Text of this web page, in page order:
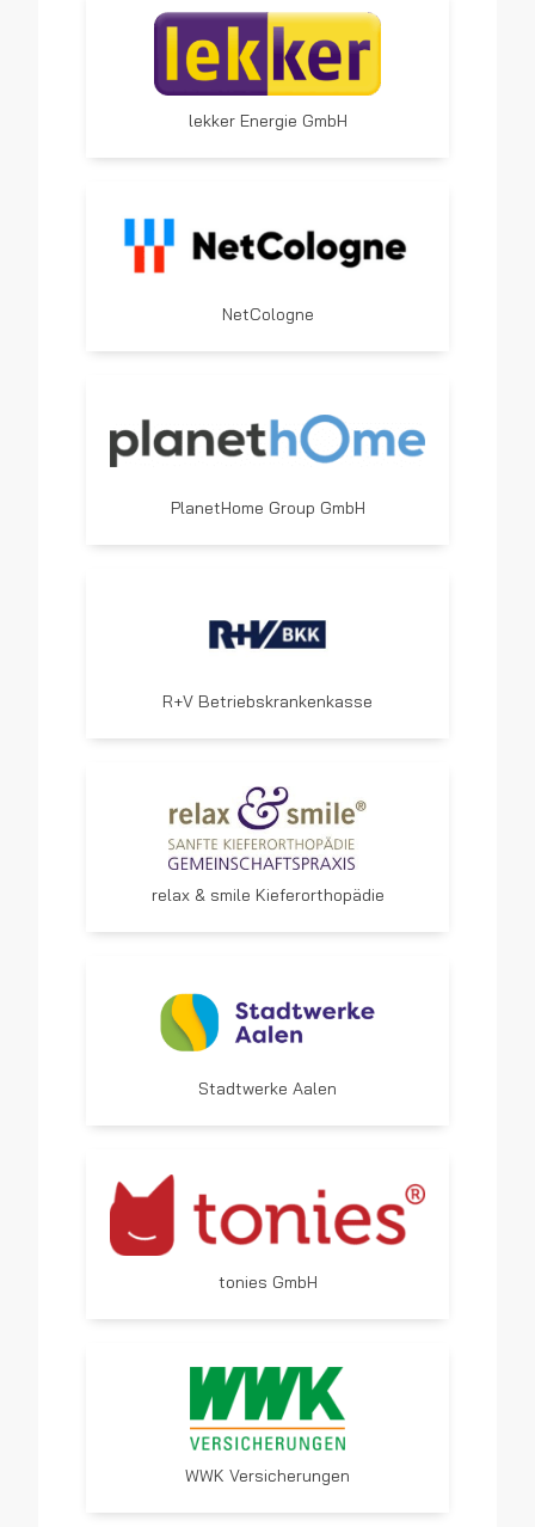
lekker Energie GmbH
NetCologne
PlanetHome Group GmbH
R+V Betriebskrankenkasse
relax & smile Kieferorthopädie
Stadtwerke Aalen
tonies GmbH
WWK Versicherungen